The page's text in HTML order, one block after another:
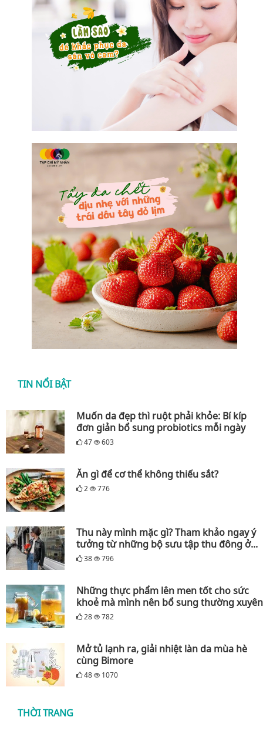
TIN NỔI BẬT
Muốn da đẹp thì ruột phải khỏe: Bí kíp
đơn giản bổ sung probiotics mỗi ngày
47 603
Ăn gì để cơ thể không thiếu sắt?
2 776
Thu này mình mặc gì? Tham khảo ngay ý
tưởng từ những bộ sưu tập thu đông ở...
38 796
Những thực phẩm lên men tốt cho sức
khoẻ mà mình nên bổ sung thường xuyên
28 782
Mở tủ lạnh ra, giải nhiệt làn da mùa hè
cùng Bimore
48 1070
THỜI TRANG